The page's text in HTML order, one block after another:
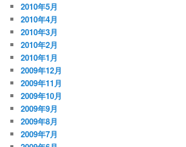
2010年5月
2010年4月
2010年3月
2010年2月
2010年1月
2009年12月
2009年11月
2009年10月
2009年9月
2009年8月
2009年7月